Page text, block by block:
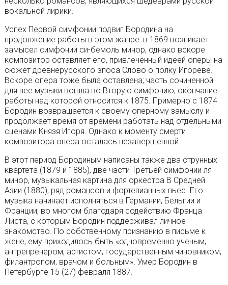
вокальной лирики.
Успех Первой симфонии подвиг Бородина на
продолжение работы в этом жанре: в 1869 возникает
замысел симфонии си-бемоль минор, однако вскоре
композитор оставляет его, привлеченный идеей оперы на
сюжет древнерусского эпоса Слово о полку Игореве.
Вскоре опера тоже была оставлена; часть сочиненной
для нее музыки вошла во Вторую симфонию, окончание
работы над которой относится к 1875. Примерно с 1874
Бородин возвращается к своему оперному замыслу и
продолжает время от времени работать над отдельными
сценами Князя Игоря. Однако к моменту смерти
композитора опера осталась незавершенной.
В этот период Бородиным написаны также два струнных
квартета (1879 и 1885), две части Третьей симфонии ля
минор, музыкальная картина для оркестра В Средней
Азии (1880), ряд романсов и фортепианных пьес. Его
музыка начинает исполняться в Германии, Бельгии и
Франции, во многом благодаря содействию Франца
Листа, с которым Бородин поддерживал личное
знакомство. По собственному признанию в письме к
жене, ему приходилось быть «одновременно ученым,
антрепренером, артистом, государственным чиновником,
филантропом, врачом и больным». Умер Бородин в
Петербурге 15 (27) февраля 1887.